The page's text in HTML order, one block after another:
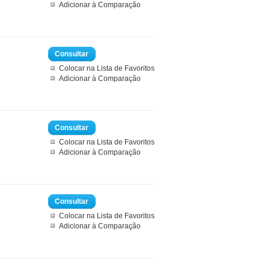
Adicionar à Comparação
Consultar
Colocar na Lista de Favoritos
Adicionar à Comparação
Consultar
Colocar na Lista de Favoritos
Adicionar à Comparação
Consultar
Colocar na Lista de Favoritos
Adicionar à Comparação